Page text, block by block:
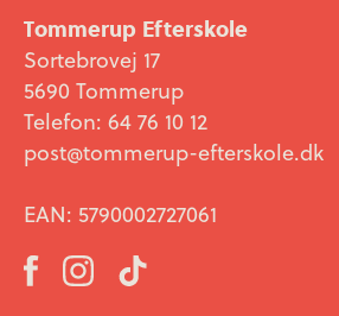
Tommerup Efterskole
Sortebrovej 17
5690 Tommerup
Telefon: 64 76 10 12
post@tommerup-efterskole.dk
EAN: 5790002727061